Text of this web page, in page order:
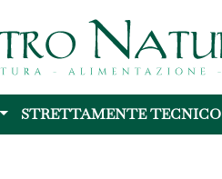
STRETTAMENTE TECNICO